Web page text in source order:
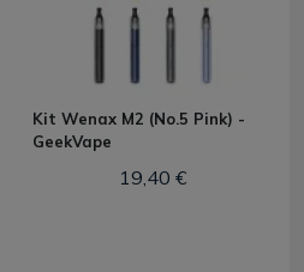
Kit Wenax M2 (No.5 Pink) -
GeekVape
19,40 €